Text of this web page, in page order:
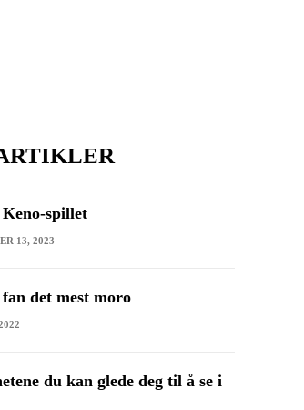
spillet
13, 2023
det mest moro
du kan glede deg til å se i